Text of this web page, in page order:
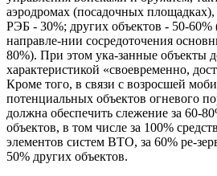
аэродромах (посадочных
РЭБ - 30%; других объектов - 50-60%
направле-нии сосредоточения
80%). При этом ука-занные объекты
характеристикой «своевременно,
Кроме того, в связи с возросшей
потенциальных объектов огневого
должна обеспечить слежение за 60-
объектов, в том числе за 100%
элементов систем ВТО, за 60% ре-
50% других объектов.